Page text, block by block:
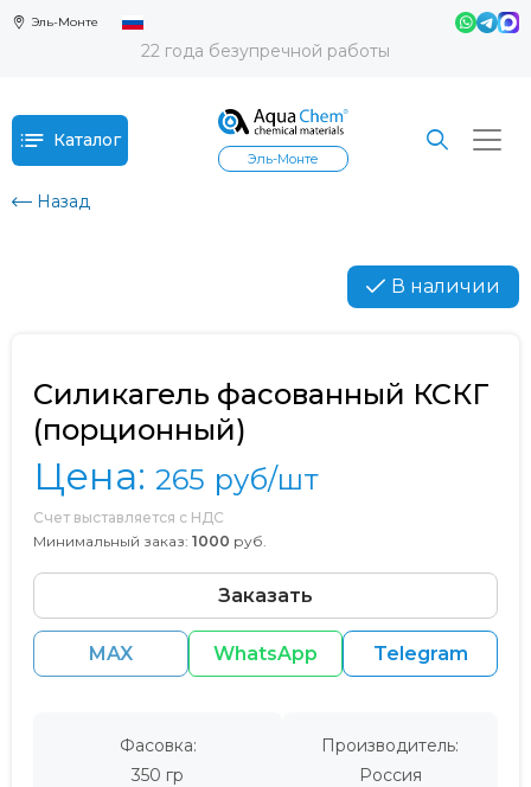
Эль-Монте
22 года безупречной работы
Каталог
Эль-Монте
Назад
В наличии
Силикагель фасованный КСКГ
(порционный)
Цена: 265 руб/шт
Счет выставляется с НДС
Минимальный заказ: 1000 руб.
Заказать
MAX WhatsApp Telegram
Фасовка:
350 гр
Производитель:
Россия